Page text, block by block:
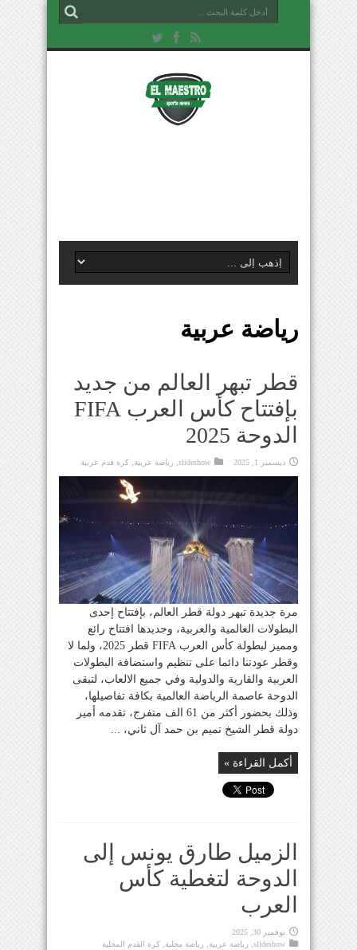
رياضة عربية
قطر تبهر العالم من جديد
بإفتتاح كأس العرب FIFA
الدوحة 2025
ديسمبر 1, 2025 slideshow رياضة عربية كرة قدم عربية
مرة جديدة تبهر دولة قطر العالم، بإفتتاح إحدى
البطولات العالمية والعربية، وجديدها افتتاح رائع
ومميز لبطولة كأس العرب FIFA قطر 2025، ولما لا
وقطر عودتنا دائما على تنظيم واستضافة البطولات
العربية والقارية والدولية وفي جميع الالعاب، لتبقى
الدوحة عاصمة الرياضة العالمية بكافة تفاصيلها،
وذلك بحضور أكثر من 61 الف متفرج، تقدمه أمير
دولة قطر الشيخ تميم بن حمد آل ثاني، ...
أكمل القراءة »
الزميل طارق يونس إلى
الدوحة لتغطية كأس
العرب
نوفمبر 30, 2025
slideshow
رياضة عربية رياضة محلية كرة القدم المحلية